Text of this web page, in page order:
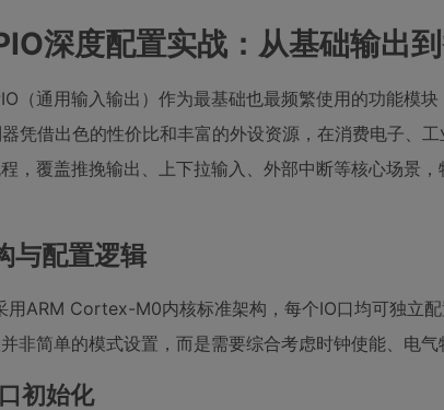
深度配置实战：从基础输出
（通用输入输出）作为最基础也最频繁使用的功能模
凭借出色的性价比和丰富的外设资源，在消费电子、
，覆盖推挽输出、上下拉输入、外部中断等核心场景
与配置逻辑
用ARM Cortex-M0内核标准架构，每个IO口均可独立
非简单的模式设置，而是需要综合考虑时钟使能、电气
初始化